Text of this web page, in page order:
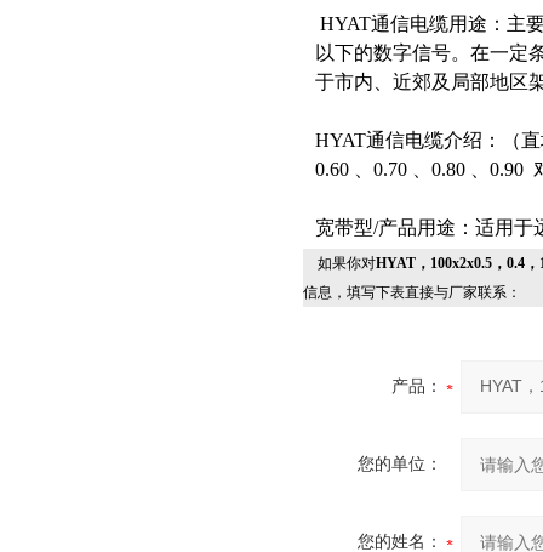
HYAT通信电缆用途：主
以下的数字信号。在一定
于市内、近郊及局部地区
HYAT通信电缆介绍：（
0.60 、0.70 、0.80 、0.90
宽带型/产品用途：适用于
如果你对HYAT，100x2x0.5，0.4
信息，填写下表直接与厂家联系：
产品：
您的单位：
您的姓名：